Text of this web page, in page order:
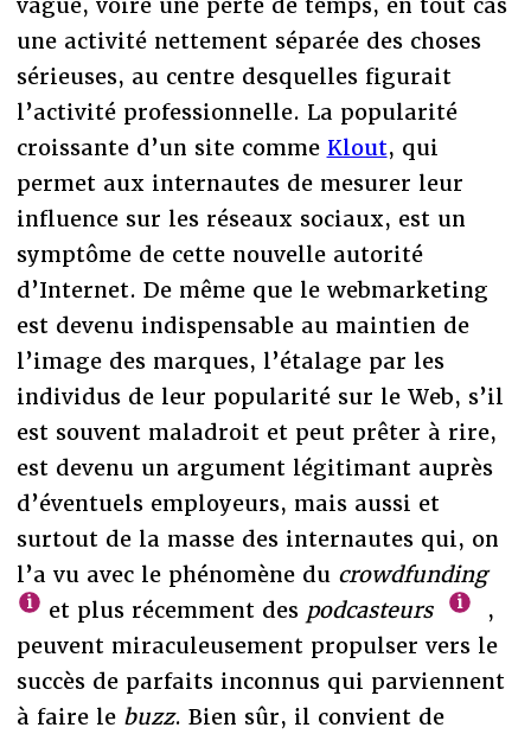
une activité nettement séparée des choses
sérieuses, au centre desquelles figurait
l’activité professionnelle. La popularité
croissante d’un site comme Klout, qui
permet aux internautes de mesurer leur
influence sur les réseaux sociaux, est un
symptôme de cette nouvelle autorité
d’Internet. De même que le webmarketing
est devenu indispensable au maintien de
l’image des marques, l’étalage par les
individus de leur popularité sur le Web, s’il
est souvent maladroit et peut prêter à rire,
est devenu un argument légitimant auprès
d’éventuels employeurs, mais aussi et
surtout de la masse des internautes qui, on
l’a vu avec le phénomène du crowdfunding
et plus récemment des podcasteurs
,
peuvent miraculeusement propulser vers le
succès de parfaits inconnus qui parviennent
à faire le buzz. Bien sûr, il convient de